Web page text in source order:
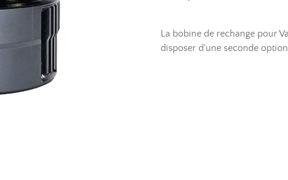
La bobine de rechange pour
disposer d'une seconde